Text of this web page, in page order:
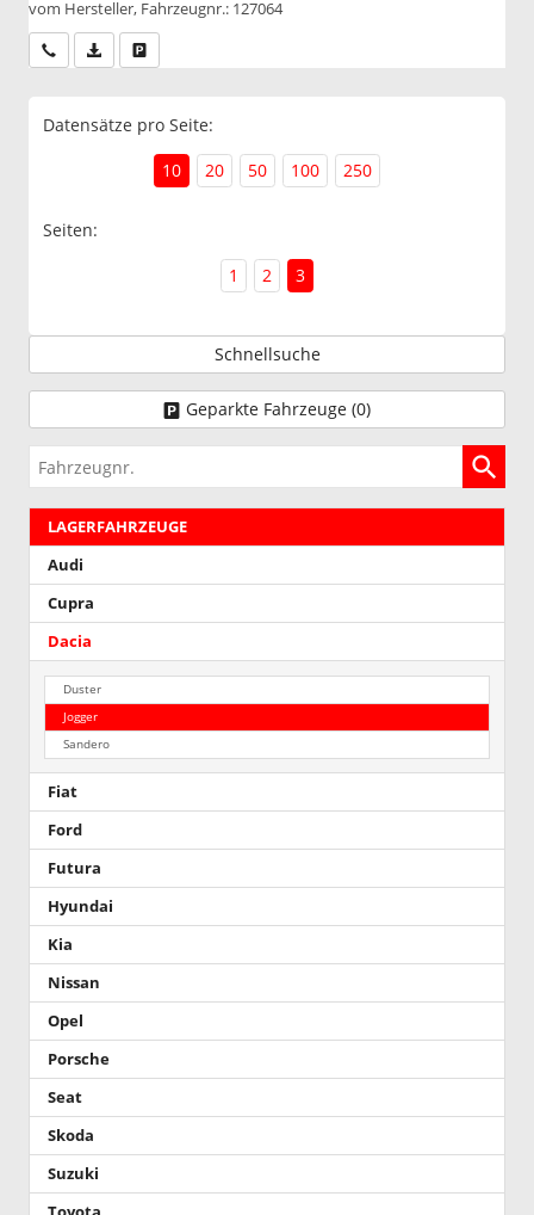
vom Hersteller, Fahrzeugnr.: 127064
Wir rufen Sie anPDF-Datei, Fahrzeugexposé drucken
Datensätze pro Seite:
10
20 50 100 250
Seiten:
1
2 3
Schnellsuche
Geparkte Fahrzeuge (0)
Fahrzeugnr.
LAGERFAHRZEUGE
Audi
Cupra
Dacia
Duster
Jogger
Sandero
Fiat
Ford
Futura
Hyundai
Kia
Nissan
Opel
Porsche
Seat
Skoda
Suzuki